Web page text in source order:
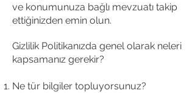
ve konumunuza bağlı mevzuatı takip
ettiğinizden emin olun.
Gizlilik Politikanızda genel olarak neleri
kapsamanız gerekir?
Ne tür bilgiler topluyorsunuz?